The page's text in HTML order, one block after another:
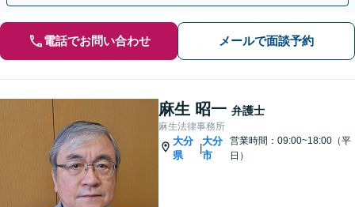
電話でお問い合わせ メールで面談予約
麻生 昭一 弁護士
麻生法律事務所
大分
県
|
大分
市
営業時間：09:00~18:00（平
日）